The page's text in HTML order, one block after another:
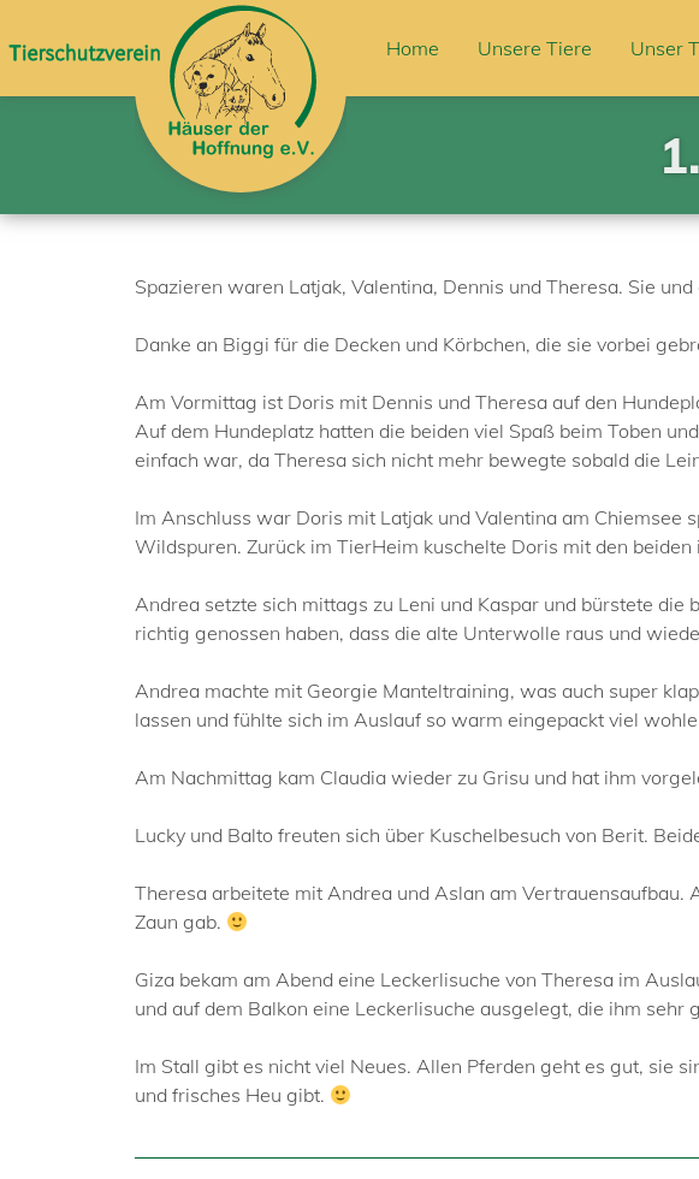
Home Unsere Tiere Unser
Spazieren waren Latjak, Valentina, Dennis und Theresa. Sie
Danke an Biggi für die Decken und Körbchen, die sie vorbei
Am Vormittag ist Doris mit Dennis und Theresa auf den
Auf dem Hundeplatz hatten die beiden viel Spaß beim Toben
einfach war, da Theresa sich nicht mehr bewegte sobald die
Im Anschluss war Doris mit Latjak und Valentina am Chiemsee
Wildspuren. Zurück im TierHeim kuschelte Doris mit den beiden
Andrea setzte sich mittags zu Leni und Kaspar und bürstete die
richtig genossen haben, dass die alte Unterwolle raus und
Andrea machte mit Georgie Manteltraining, was auch super
lassen und fühlte sich im Auslauf so warm eingepackt viel
Am Nachmittag kam Claudia wieder zu Grisu und hat ihm
Lucky und Balto freuten sich über Kuschelbesuch von Berit.
Theresa arbeitete mit Andrea und Aslan am
Zaun gab.
Giza bekam am Abend eine Leckerlisuche von Theresa im
und auf dem Balkon eine Leckerlisuche ausgelegt, die ihm sehr
Im Stall gibt es nicht viel Neues. Allen Pferden geht es gut, sie
und frisches Heu gibt.